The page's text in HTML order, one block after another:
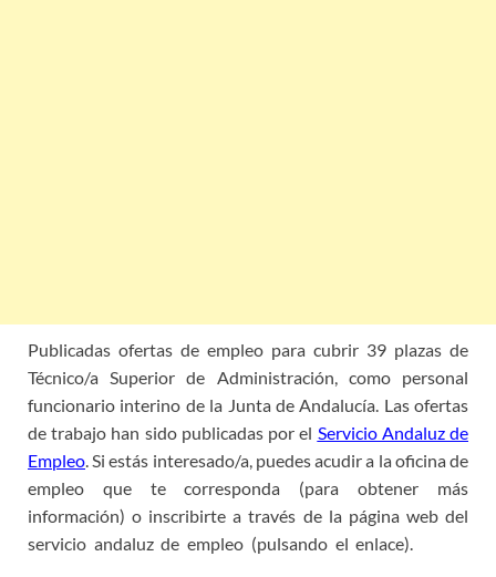
Publicadas ofertas de empleo para cubrir 39 plazas de
Técnico/a Superior de Administración, como personal
funcionario interino de la Junta de Andalucía. Las ofertas
de trabajo han sido publicadas por el Servicio Andaluz de
Empleo . Si estás interesado/a, puedes acudir a la oficina de
empleo que te corresponda (para obtener más
información) o inscribirte a través de la página web del
servicio andaluz de empleo (pulsando el enlace).